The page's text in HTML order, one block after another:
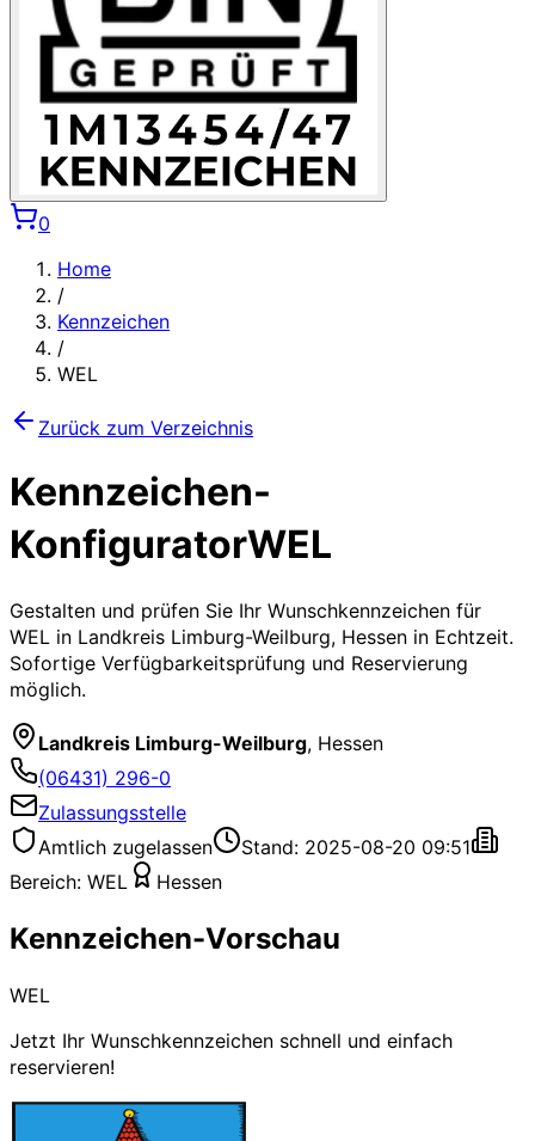
0
Home
/
Kennzeichen
/
WEL
Zurück zum Verzeichnis
Kennzeichen-
KonfiguratorWEL
Gestalten und prüfen Sie Ihr Wunschkennzeichen für
WEL in Landkreis Limburg-Weilburg, Hessen in Echtzeit.
Sofortige Verfügbarkeitsprüfung und Reservierung
möglich.
Landkreis Limburg-Weilburg, Hessen
(06431) 296-0
Zulassungsstelle
Amtlich zugelassen
Stand: 2025-08-20 09:51
Bereich: WEL Hessen
Kennzeichen-Vorschau
WEL
Jetzt Ihr Wunschkennzeichen schnell und einfach
reservieren!